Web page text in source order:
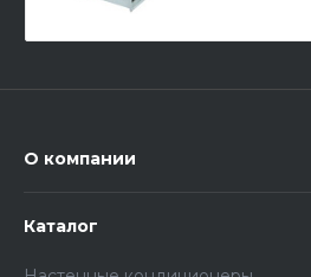
О компании
Каталог